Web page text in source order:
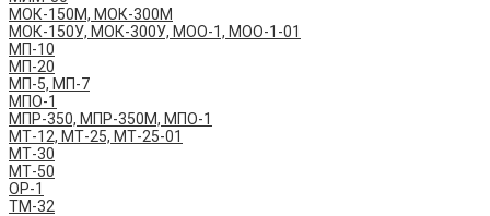
МОК-150М, МОК-300М
МОК-150У, МОК-300У, МОО-1, МОО-1-01
МП-10
МП-20
МП-5, МП-7
МПО-1
МПР-350, МПР-350М, МПО-1
МТ-12, МТ-25, МТ-25-01
МТ-30
МТ-50
ОР-1
ТМ-32